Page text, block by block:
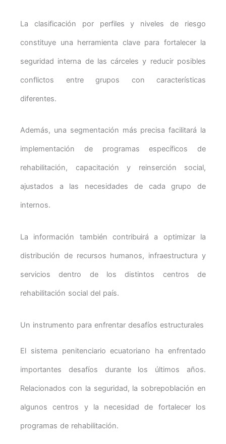
La clasificación por perfiles y niveles de riesgo
constituye una herramienta clave para fortalecer la
seguridad interna de las cárceles y reducir posibles
conflictos entre grupos con características
diferentes.
Además, una segmentación más precisa facilitará la
implementación de programas específicos de
rehabilitación, capacitación y reinserción social,
ajustados a las necesidades de cada grupo de
internos.
La información también contribuirá a optimizar la
distribución de recursos humanos, infraestructura y
servicios dentro de los distintos centros de
rehabilitación social del país.
Un instrumento para enfrentar desafíos estructurales
El sistema penitenciario ecuatoriano ha enfrentado
importantes desafíos durante los últimos años.
Relacionados con la seguridad, la sobrepoblación en
algunos centros y la necesidad de fortalecer los
programas de rehabilitación.